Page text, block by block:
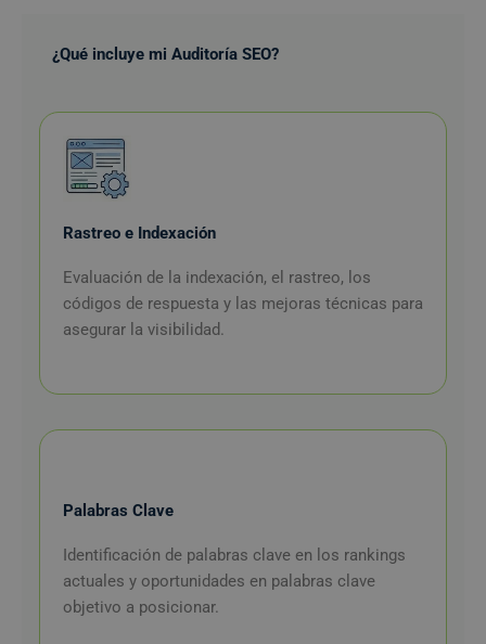
¿Qué incluye mi Auditoría SEO?
Rastreo e Indexación
Evaluación de la indexación, el rastreo, los
códigos de respuesta y las mejoras técnicas para
asegurar la visibilidad.
Palabras Clave
Identificación de palabras clave en los rankings
actuales y oportunidades en palabras clave
objetivo a posicionar.